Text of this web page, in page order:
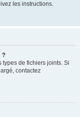
les instructions.
?
types de fichiers joints. Si
contactez